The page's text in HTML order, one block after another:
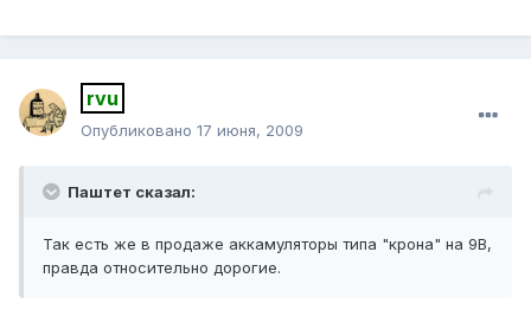
rvu
Опубликовано 17 июня, 2009
Паштет сказал:
Так есть же в продаже аккамуляторы типа "крона" на 9В,
правда относительно дорогие.